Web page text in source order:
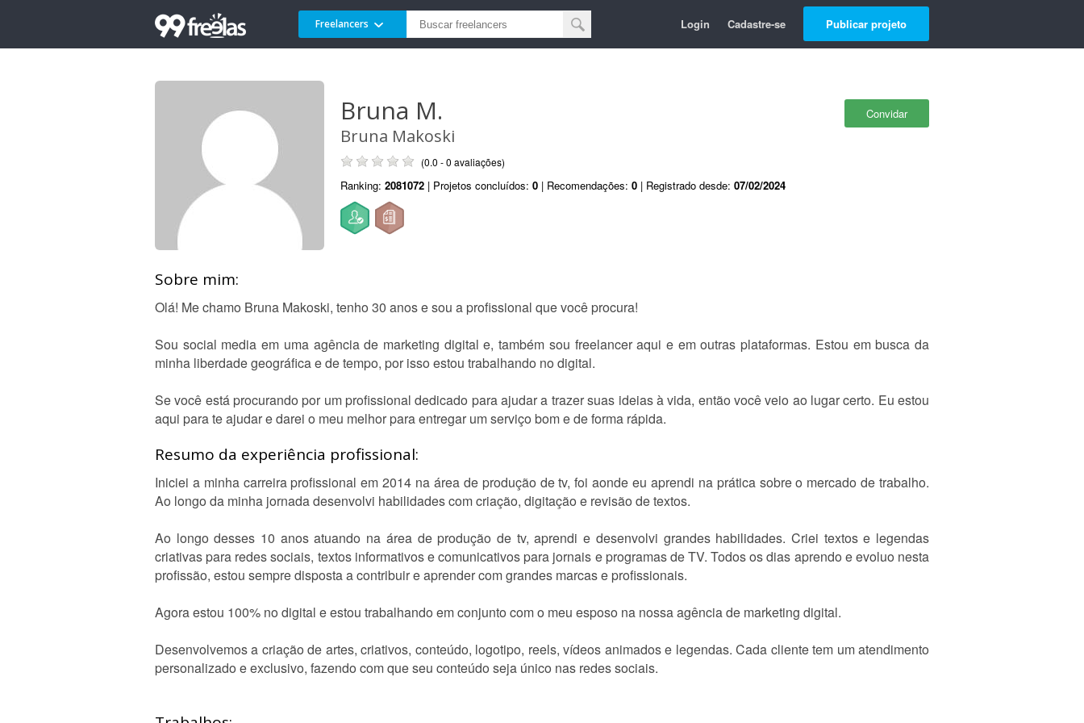
Freelancers Login Cadastre-se Publicar projeto
Convidar
Bruna M.
Bruna Makoski
(0.0 - 0 avaliações)
Ranking: 2081072 | Projetos concluídos: 0 | Recomendações: 0 | Registrado desde: 07/02/2024
Sobre mim:
Olá! Me chamo Bruna Makoski, tenho 30 anos e sou a profissional que você procura!
Sou social media em uma agência de marketing digital e, também sou freelancer aqui e em outras plataformas. Estou em busca da
minha liberdade geográfica e de tempo, por isso estou trabalhando no digital.
Se você está procurando por um profissional dedicado para ajudar a trazer suas ideias à vida, então você veio ao lugar certo. Eu estou
aqui para te ajudar e darei o meu melhor para entregar um serviço bom e de forma rápida.
Resumo da experiência profissional:
Iniciei a minha carreira profissional em 2014 na área de produção de tv, foi aonde eu aprendi na prática sobre o mercado de trabalho.
Ao longo da minha jornada desenvolvi habilidades com criação, digitação e revisão de textos.
Ao longo desses 10 anos atuando na área de produção de tv, aprendi e desenvolvi grandes habilidades. Criei textos e legendas
criativas para redes sociais, textos informativos e comunicativos para jornais e programas de TV. Todos os dias aprendo e evoluo nesta
profissão, estou sempre disposta a contribuir e aprender com grandes marcas e profissionais.
Agora estou 100% no digital e estou trabalhando em conjunto com o meu esposo na nossa agência de marketing digital.
Desenvolvemos a criação de artes, criativos, conteúdo, logotipo, reels, vídeos animados e legendas. Cada cliente tem um atendimento
personalizado e exclusivo, fazendo com que seu conteúdo seja único nas redes sociais.